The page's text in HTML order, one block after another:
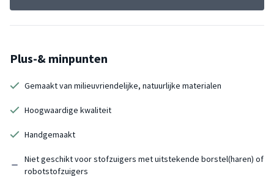
Plus-& minpunten
Gemaakt van milieuvriendelijke, natuurlijke materialen
Hoogwaardige kwaliteit
Handgemaakt
Niet geschikt voor stofzuigers met uitstekende borstel(haren) of
robotstofzuigers